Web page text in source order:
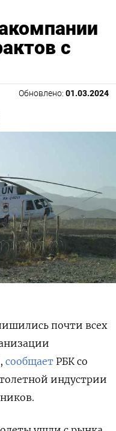
с
Обновлено: 01.03.2024
почти всех
сообщает РБК со
индустрии